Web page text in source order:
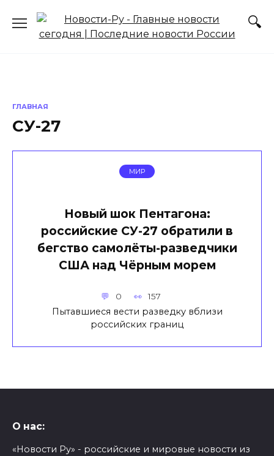
содержанию
ГЛАВНАЯ
СУ-27
МИР
Новый шок Пентагона:
российские СУ-27 обратили в
бегство самолёты-разведчики
США над Чёрным морем
0 157
Пытавшиеся вести разведку вблизи
российских границ
О нас:
«Новости Ру» - российские и мировые новости из